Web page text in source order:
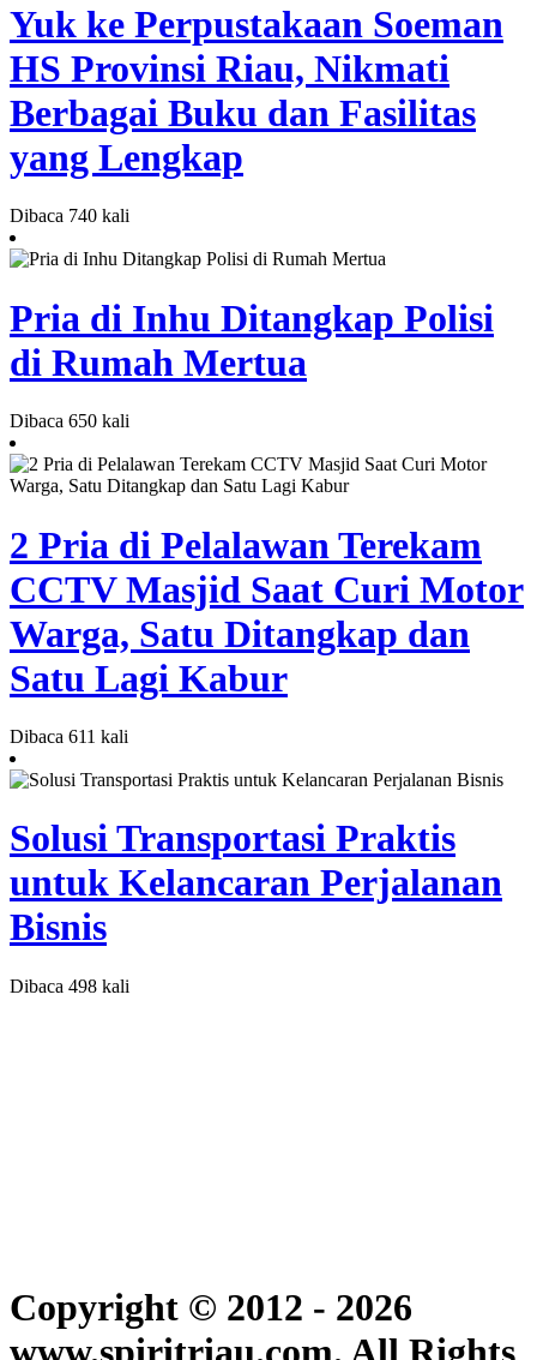
Yuk ke Perpustakaan Soeman
HS Provinsi Riau, Nikmati
Berbagai Buku dan Fasilitas
yang Lengkap
Dibaca 740 kali
Pria di Inhu Ditangkap Polisi
di Rumah Mertua
Dibaca 650 kali
2 Pria di Pelalawan Terekam
CCTV Masjid Saat Curi Motor
Warga, Satu Ditangkap dan
Satu Lagi Kabur
Dibaca 611 kali
Solusi Transportasi Praktis
untuk Kelancaran Perjalanan
Bisnis
Dibaca 498 kali
Copyright © 2012 - 2026